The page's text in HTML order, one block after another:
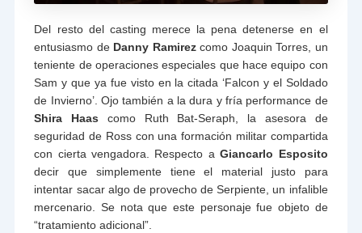
Del resto del casting merece la pena detenerse en el
entusiasmo de Danny Ramirezcomo Joaquin Torres, un
teniente de operaciones especiales que hace equipo con
Sam y que ya fue visto en la citada ‘Falcon y el Soldado
de Invierno’. Ojo también a la dura y fría performance de
Shira Haas como Ruth Bat-Seraph, la asesora de
seguridad de Ross con una formación militar compartida
con cierta vengadora. Respecto aGiancarlo Esposito
decir que simplemente tiene el material justo para
intentar sacar algo de provecho de Serpiente, un infalible
mercenario. Se nota que este personaje fue objeto de
“tratamiento adicional”.